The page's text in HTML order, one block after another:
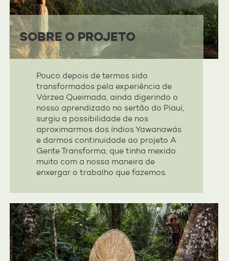
SOBRE O PROJETO
Pouco depois de termos sido
transformados pela experiência de
Várzea Queimada, ainda digerindo o
nosso aprendizado no sertão do Piauí,
surgiu a possibilidade de nos
aproximarmos dos índios Yawanawás
e darmos continuidade ao projeto A
Gente Transforma, que tinha mexido
muito com a nossa maneira de
enxergar o trabalho que fazemos.